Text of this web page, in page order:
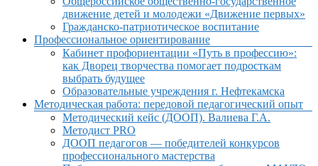
движение детей и молодежи «Движение первых»
Гражданско-патриотическое воспитание
Профессиональное ориентирование
Кабинет профориентации «Путь в профессию»:
как Дворец творчества помогает подросткам
выбрать будущее
Образовательные учреждения г. Нефтекамска
Методическая работа: передовой педагогический опыт
Методический кейс (ДООП). Валиева Г.А.
Методист PRO
ДООП педагогов — победителей конкурсов
профессионального мастерства